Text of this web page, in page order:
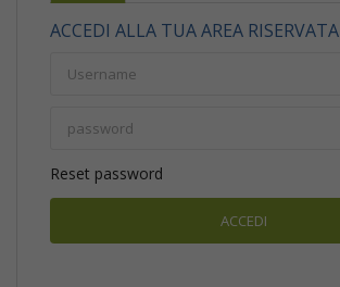
ACCEDI ALLA TUA AREA RISERVATA
Reset password